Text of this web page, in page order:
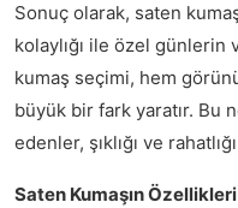
Sonuç olarak, saten
kolaylığı ile özel günlerin
kumaş seçimi, hem
büyük bir fark yaratır. Bu
edenler, şıklığı ve
Saten Kumaşın Özellikleri